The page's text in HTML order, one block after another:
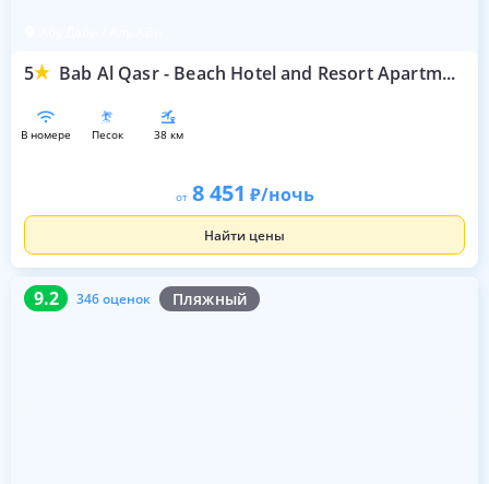
5 Bab Al Qasr - Beach Hotel and Resort Apartments
в номере песок 38 км
от 8 451 /ночь
Найти цены
9.2 346 оценок Пляжный
9.2 346 оценок